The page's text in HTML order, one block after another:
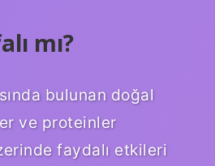
mı?
bulunan doğal
ve proteinler
faydalı etkileri